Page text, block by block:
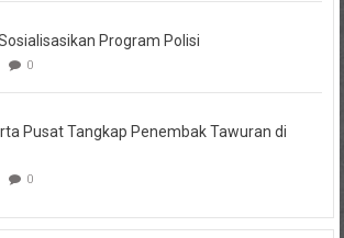
Program Polisi
0
Pusat Tangkap Penembak Tawuran di
0